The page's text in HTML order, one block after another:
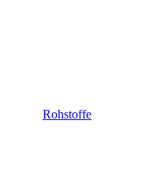
Rohstoffe